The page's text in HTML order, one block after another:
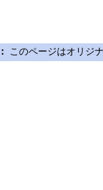
このページはオリジ